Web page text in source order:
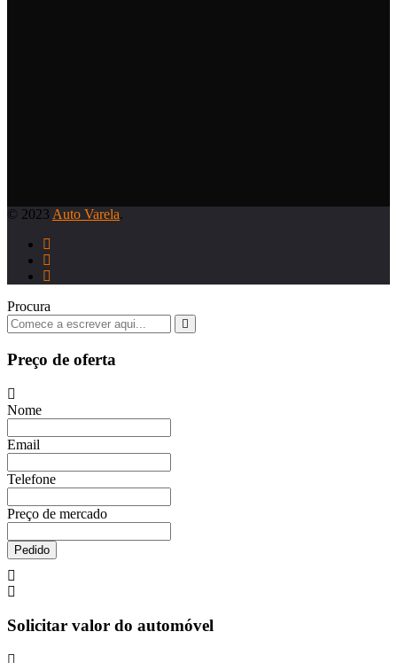
© 2023 Auto Varela.
Procura
Preço de oferta
Nome
Email
Telefone
Preço de mercado
Pedido
Solicitar valor do automóvel